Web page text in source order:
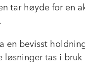
tar høyde for en
en bevisst
løsninger tas i